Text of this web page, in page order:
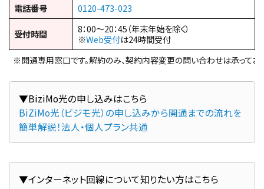
電話番号
0120-473-023
受付時間
8：00～20：45（年末年始を除く）
※Web受付は24時間受付
※開通専用窓口です。解約のみ、契約内容変更の問い合わせは承ってお
BiZiMo光（ビジモ光）の申し込みから開通までの流れを
簡単解説！法人・個人プラン共通